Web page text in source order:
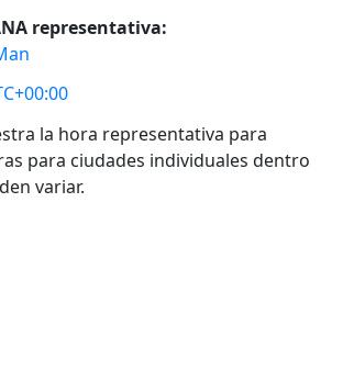
representativa:
la hora representativa para
para ciudades individuales dentro
variar.